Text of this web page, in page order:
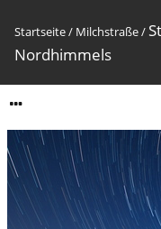
Startseite/ Milchstraße/
Nordhimmels